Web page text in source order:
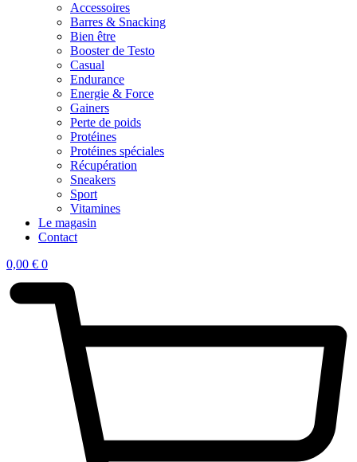
Accessoires
Barres & Snacking
Bien être
Booster de Testo
Casual
Endurance
Energie & Force
Gainers
Perte de poids
Protéines
Protéines spéciales
Récupération
Sneakers
Sport
Vitamines
Le magasin
Contact
0,00 € 0